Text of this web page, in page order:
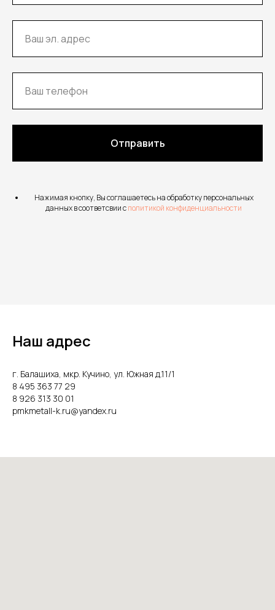
Отправить
Нажимая кнопку, Вы соглашаетесь на обработку персональных
данных в соответсвии сполитикой конфиденциальности
Наш адрес
г. Балашиха, мкр. Кучино, ул. Южная д.11/1
8 495 363 77 29
8 926 313 30 01
pmkmetall-k.ru@yandex.ru